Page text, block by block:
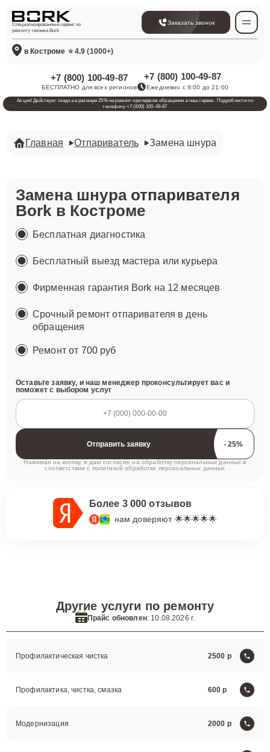
Специализированный сервис по
ремонту техники Bork
Заказать звонок
в Костроме ⭐ 4.9 (1000+)
+7 (800) 100-49-87
БЕСПЛАТНО для всех регионов
+7 (800) 100-49-87
Ежедневно с 9:00 до 21:00
Акция! Действует скидка в размере 25% на ремонт при первом обращении в наш сервис. Подробности по
телефону +7 (800) 100-49-87
Главная Отпариватель Замена шнура
Замена шнура отпаривателя
Borkв Костроме
Бесплатная диагностика
Бесплатный выезд мастера или курьера
Фирменная гарантия Bork на 12 месяцев
Срочный ремонт отпаривателя в день
обращения
Ремонтот 700 руб
Оставьте заявку, и наш менеджер проконсультирует вас и
поможет с выбором услуг
Отправить заявку
Нажимая на кнопку, я даю согласие на обработку персональных данных в
соответствии с политикой обработки персональных данных
Более 3 000 отзывов
нам доверяют 🌟🌟🌟🌟🌟
Другие услуги по ремонту
Прайс обновлен: 10.08.2026 г.
Профилактическая чистка 2500
Профилактика, чистка, смазка 600
Модернизация 2000